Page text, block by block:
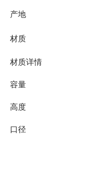
产地
材质
材质详情
容量
高度
口径